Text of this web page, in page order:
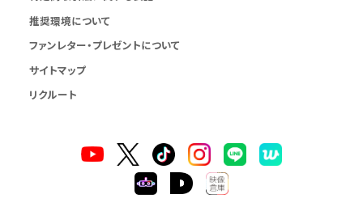
推奨環境について
ファンレター・プレゼントについて
サイトマップ
リクルート